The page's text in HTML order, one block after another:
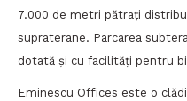
7.000 de metri pătraţi
supraterane. Parcarea
dotată și cu facilități pentru
Eminescu Offices este o